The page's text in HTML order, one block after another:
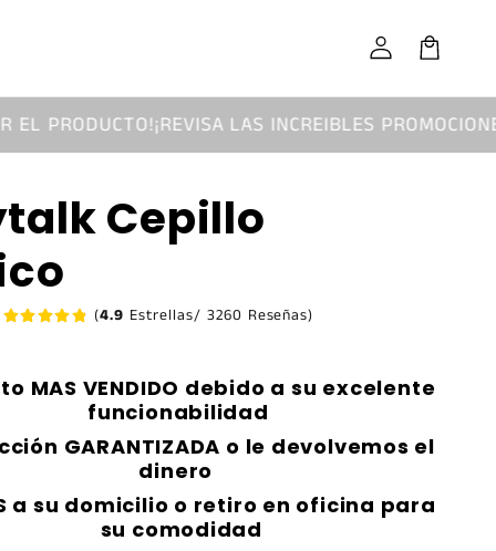
Iniciar
sesión
¡REVISA LAS INCREIBLES PROMOCIONES!¡ENVIO
Cepillo
(4.9 Estrellas/ 3260 Reseñas)
MAS VENDIDO debido a su excelente
funcionabilidad
GARANTIZADA o le devolvemos el
dinero
a su domicilio o retiro en oficina para
su comodidad